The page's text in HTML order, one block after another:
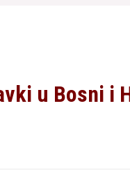
u Bosni i